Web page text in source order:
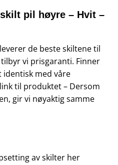
pil høyre – Hvit –
de beste skiltene til
vi prisgaranti. Finner
med våre
til produktet – Dersom
gir vi nøyaktig samme
av skilter her